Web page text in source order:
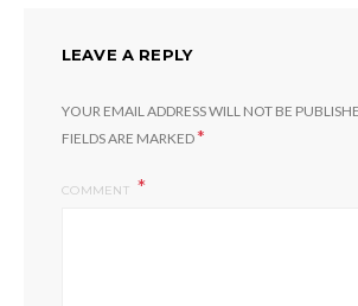
LEAVE A REPLY
YOUR EMAIL ADDRESS WILL NOT BE
FIELDS ARE MARKED*
COMMENT